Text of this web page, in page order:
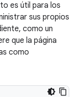
es útil para los
sus propios
como un
que la página
como